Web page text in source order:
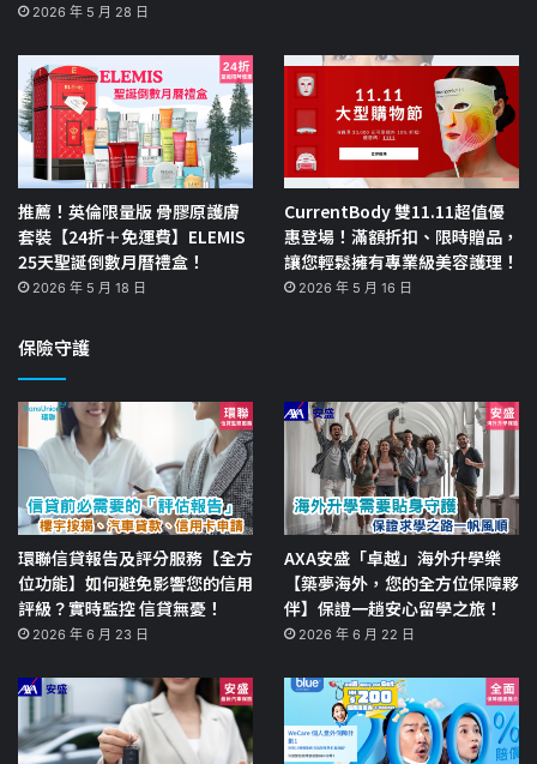
2026 年 5 月 28 日
推薦！英倫限量版 骨膠原護膚
套裝【24折＋免運費】ELEMIS
25天聖誕倒數月曆禮盒！
2026 年 5 月 18 日
CurrentBody 雙11.11超值優
惠登場！滿額折扣、限時贈品，
讓您輕鬆擁有專業級美容護理！
2026 年 5 月 16 日
保險守護
環聯信貸報告及評分服務【全方
位功能】如何避免影響您的信用
評級？實時監控 信貸無憂！
2026 年 6 月 23 日
AXA安盛「卓越」海外升學樂
【築夢海外，您的全方位保障夥
伴】保證一趟安心留學之旅！
2026 年 6 月 22 日